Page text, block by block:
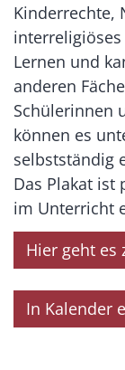
Kinderrechte,
interreligiöses
Lernen und
anderen
Schülerinnen
können es
selbstständig
Das Plakat ist
im Unterricht
Hier geht es
In Kalender